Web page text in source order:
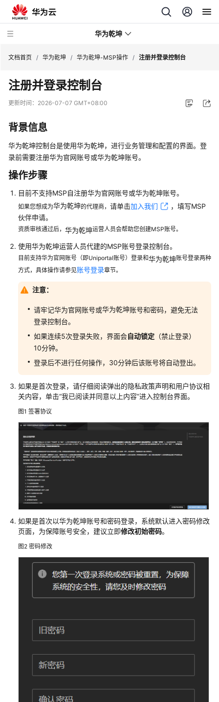
华为乾坤
安
全
服
务
云
理
络
华
为
坤
解
决
方
案
APP
华
为
坤-
租
户
公
共
华
乾
坤-
MSP
操
务
介
简
MSP
文档首页 / 华为乾坤 / 华为乾坤-MSP操作 / 注册并登录控制台
注册并登录控制台
更新时间： 2026-07-07 GMT+08:00
背景信息
华为乾坤控制台是使用华为乾坤，进行业务管理和配置的界面。登
录前需要注册华为官网账号或华为乾坤账号。
操作步骤
目前不支持MSP自注册华为官网账号或华为乾坤账号。
如果您想成为华为乾坤的代理商， 请单击加入我们
，填写MSP
伙伴申请。
资质审核通过后， 华为乾坤运营人员会帮助您创建MSP账号。
使用华为乾坤运营人员代建的MSP账号登录控制台。
目前支持华为官网账号（即Uniportal账号）登录和华为乾坤账号登录两种
方式，具体操作请参见账号登录章节。
注意：
请牢记华为官网账号或华为乾坤账号和密码，避免无法
登录控制台。
如果连续5次登录失败，界面会自动锁定 （禁止登录）
10分钟。
登录后不进行任何操作，30分钟后该账号将自动登出。
如果是首次登录，请仔细阅读弹出的隐私政策声明和用户协议相
关内容，单击“我已阅读并同意以上内容”进入控制台界面。
图1 签署协议
如果是首次以华为乾坤账号和密码登录，系统默认进入密码修改
页面，为保障账号安全，建议立即修改初始密码。
图2 密码修改